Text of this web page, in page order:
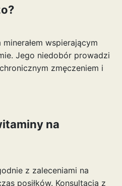
wspierającym
Jego niedobór prowadzi
zmęczeniem i
na
z zaleceniami na
posiłków. Konsultacja z